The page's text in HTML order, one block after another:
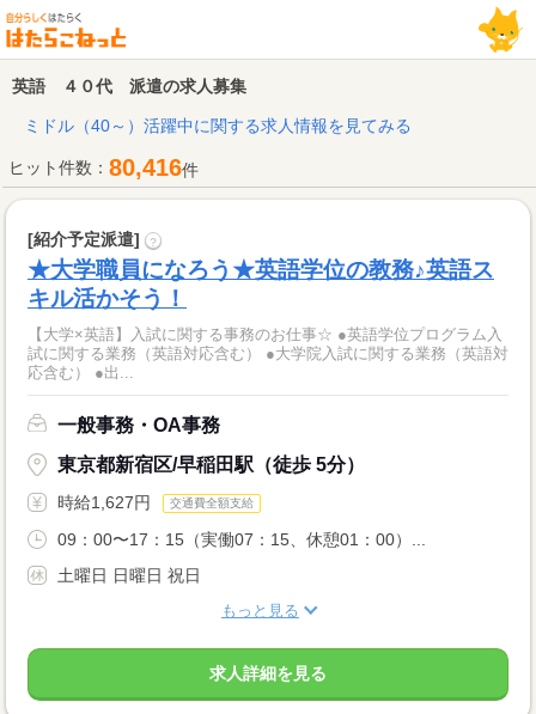
英語 ４０代 派遣の求人募集
ミドル（40～）活躍中に関する求人情報を見てみる
ヒット件数： 80,416件
[紹介予定派遣] ?
★大学職員になろう★英語学位の教務♪英語ス
キル活かそう！
【大学×英語】入試に関する事務のお仕事☆ ●英語学位プログラム入
試に関する業務（英語対応含む） ●大学院入試に関する業務（英語対
応含む） ●出...
一般事務・OA事務
東京都新宿区/早稲田駅（徒歩 5分）
時給1,627円 交通費全額支給
09：00〜17：15（実働07：15、休憩01：00）...
土曜日 日曜日 祝日
もっと見る
求人詳細を見る